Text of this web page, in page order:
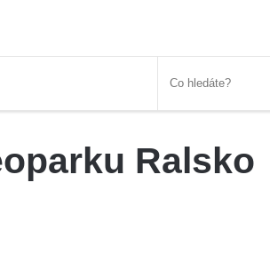
Ralsko